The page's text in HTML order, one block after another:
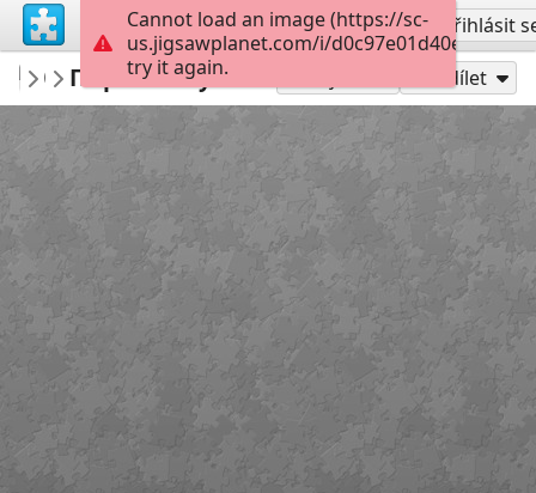
Vytvořit účet Přihlásit
Bibliopskov
Разное
Пират на суше Sdílet
Cannot load an image (https://sc-
us.jigsawplanet.com/i/
try it again.